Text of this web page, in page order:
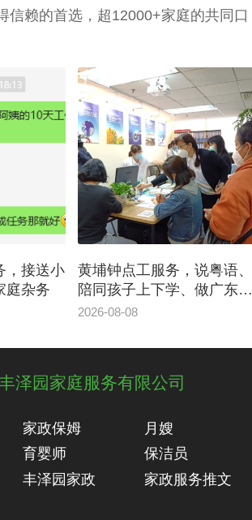
信赖的首选，超12000+家庭的共同口
送小
务
黄埔钟点工服务，说粤语、
陪同孩子上下学、做广东佳
2026-08-08
泽园家庭服务有限公司
家政保姆
月嫂
育婴师
保洁员
丰泽园家政
家政服务推文